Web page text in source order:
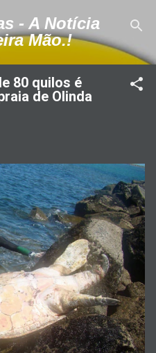
principal
- A Notícia
Mão.!
80 quilos é
de Olinda